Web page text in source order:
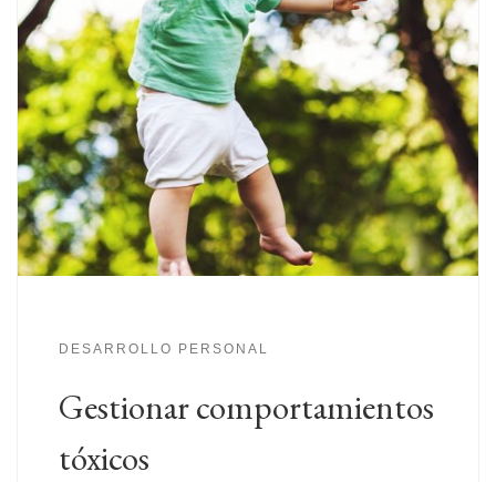
DESARROLLO PERSONAL
Gestionar comportamientos
tóxicos